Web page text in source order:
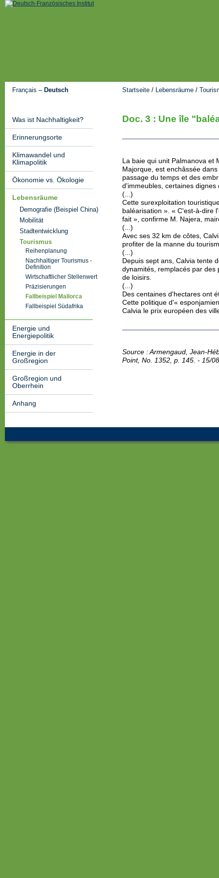
Français – Deutsch
Was ist Nachhaltigkeit?
Erinnerungsorte
Klimawandel und
Klimapolitik
Ökonomie vs. Ökologie
Lebensräume
Demografie (Beispiel China)
Mobilität
Stadtentwicklung
Tourismus
Reihenplanung
Nachhaltiger Tourismus -
Definition
Wirtschaftlicher Stellenwert
Präzisierungen
Fallbeispiel Mallorca
Fallbeispiel Südafrika
Energie und
Energiepolitik
Energie in der
Großregion
Großregion und
Oberrhein
Anhang
Startseite / Lebensräume /
Doc. 3 : Une île
La baie qui unit Palmanova et
Majorque, est enchâssée
passage du temps et des
d'immeubles, certaines
(...)
Cette surexploitation
baléarisation ». « C'est-à-dire
fait », confirme M. Najera,
(...)
Avec ses 32 km de côtes,
profiter de la manne du
(...)
Depuis sept ans, Calvia tente
dynamités, remplacés par des
de loisirs.
(...)
Des centaines d'hectares ont
Cette politique d'«
Calvia le prix européen des
Source : Armengaud, Jean-
Point, No. 1352, p. 145. - 15/